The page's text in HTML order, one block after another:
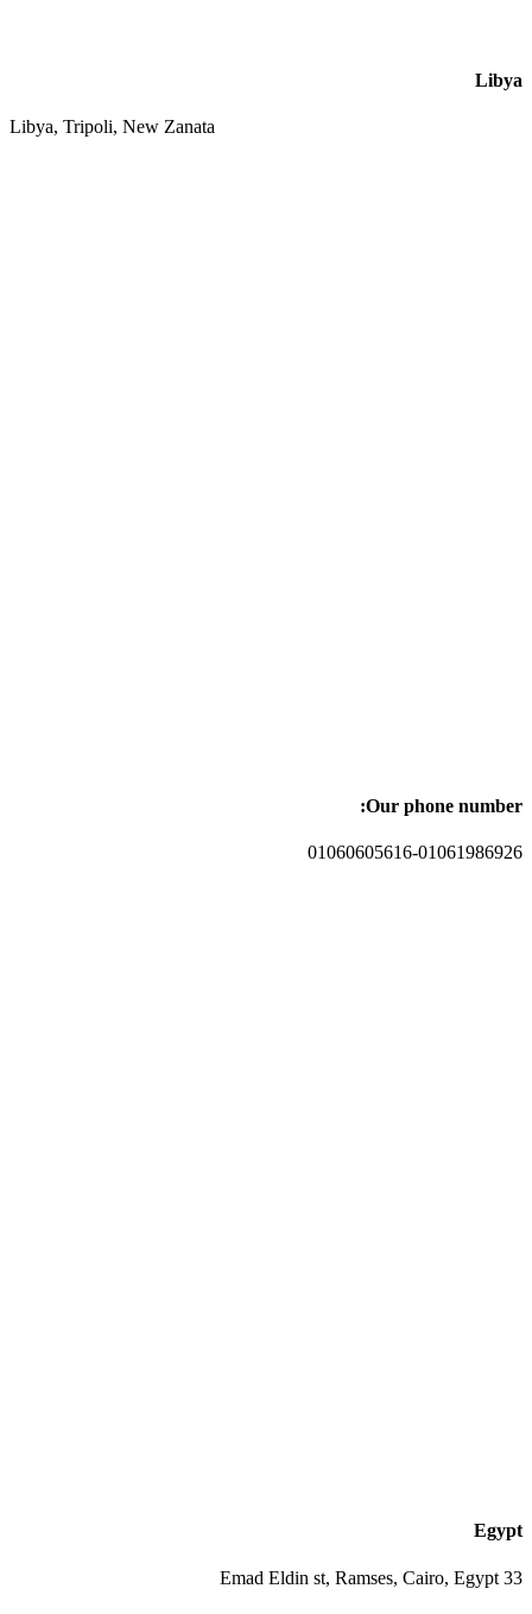
Libya
Libya, Tripoli, New Zanata
Our phone number:
01060605616-01061986926
Egypt
33 Emad Eldin st, Ramses, Cairo, Egypt